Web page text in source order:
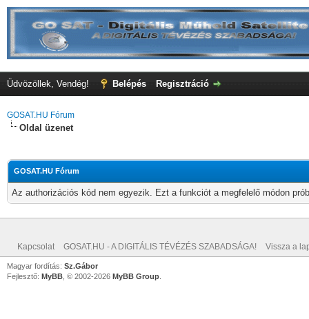
Üdvözöllek, Vendég! Belépés Regisztráció
GOSAT.HU Fórum
Oldal üzenet
GOSAT.HU Fórum
Az authorizációs kód nem egyezik. Ezt a funkciót a megfelelő módon
Kapcsolat GOSAT.HU - A DIGITÁLIS TÉVÉZÉS SZABADSÁGA! Vissza a
Magyar fordítás: Sz.Gábor
Fejlesztő: MyBB , © 2002-2026 MyBB Group